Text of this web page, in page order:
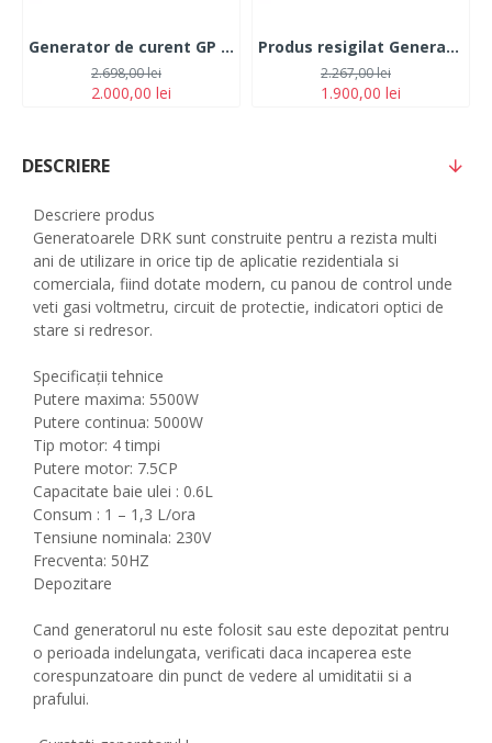
Generator de curent GP 6500, cu motor de 13 CP, putere maxima 5.5Kw Monofazat
2.000,00 lei
2.698,00 lei
Produs resigilat Generator de curent GP 6500, cu motor de 13 CP, putere maxima 5.5Kw Monofazat
1.900,00 lei
2.267,00 lei
DESCRIERE
Descriere produs
Generatoarele DRK sunt construite pentru a rezista multi
ani de utilizare in orice tip de aplicatie rezidentiala si
comerciala, fiind dotate modern, cu panou de control unde
veti gasi voltmetru, circuit de protectie, indicatori optici de
stare si redresor.
Specificații tehnice
Putere maxima: 5500W
Putere continua: 5000W
Tip motor: 4 timpi
Putere motor: 7.5CP
Capacitate baie ulei : 0.6L
Consum : 1 – 1,3 L/ora
Tensiune nominala: 230V
Frecventa: 50HZ
Depozitare
Cand generatorul nu este folosit sau este depozitat pentru
o perioada indelungata, verificati daca incaperea este
corespunzatoare din punct de vedere al umiditatii si a
prafului.